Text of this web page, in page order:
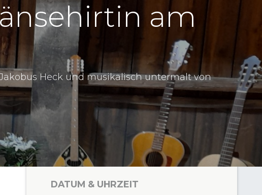
am
Heck und musikalisch untermalt von
DATUM & UHRZEIT